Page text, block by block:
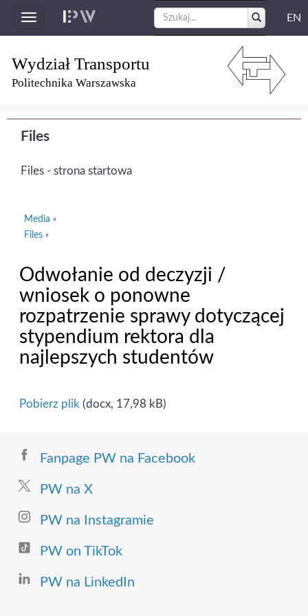
Toggle
navigation
EN
Wydział Transportu
Politechnika Warszawska
Files
Files - strona startowa
Media »
Files »
Odwołanie od deczyzji /
wniosek o ponowne
rozpatrzenie sprawy dotyczącej
stypendium rektora dla
najlepszych studentów
Pobierz plik (docx, 17,98 kB)
Fanpage PW na Facebook
PW na X
PW na Instagramie
PW on TikTok
PW na LinkedIn